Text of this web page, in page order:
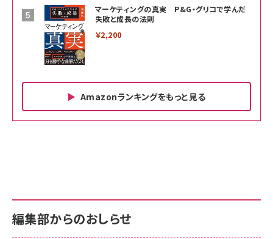
マーケティングの真実 P&G・グリコで学んだ
失敗と成長の法則
￥2,200
Amazonランキングをもっと見る
￥880
anan(アンアン)2026/06/24号 No.2500増刊
サポート正規品 メーカー保証5年 KLMEA128G
サポート正規品 メーカー保証5年 KLMEA128G
編集部からのおしらせ